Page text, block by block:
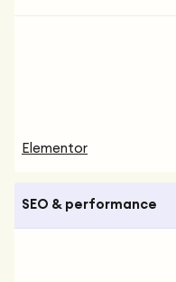
Elementor
SEO & performance